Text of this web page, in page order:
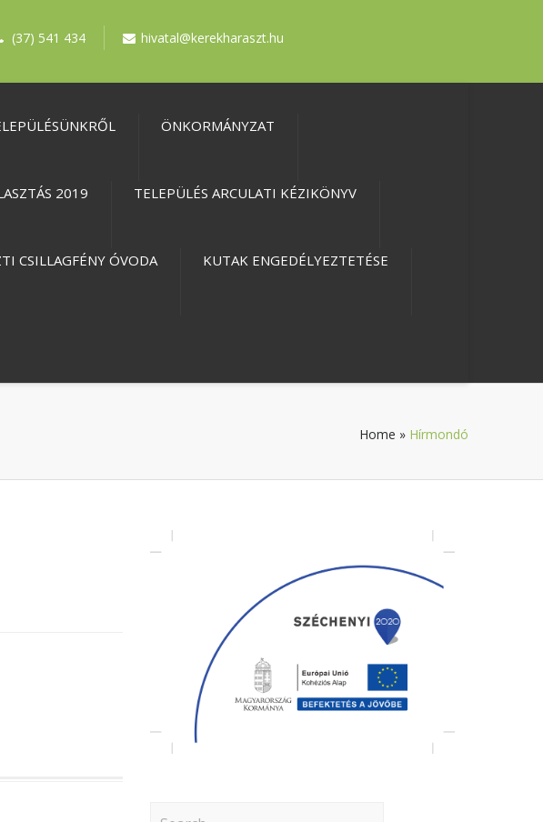
(37) 541 434 hivatal@kerekharaszt.hu
ÖNKORMÁNYZAT
2019 TELEPÜLÉS ARCULATI KÉZIKÖNYV
CSILLAGFÉNY ÓVODA KUTAK ENGEDÉLYEZTETÉSE
Home » Hírmondó